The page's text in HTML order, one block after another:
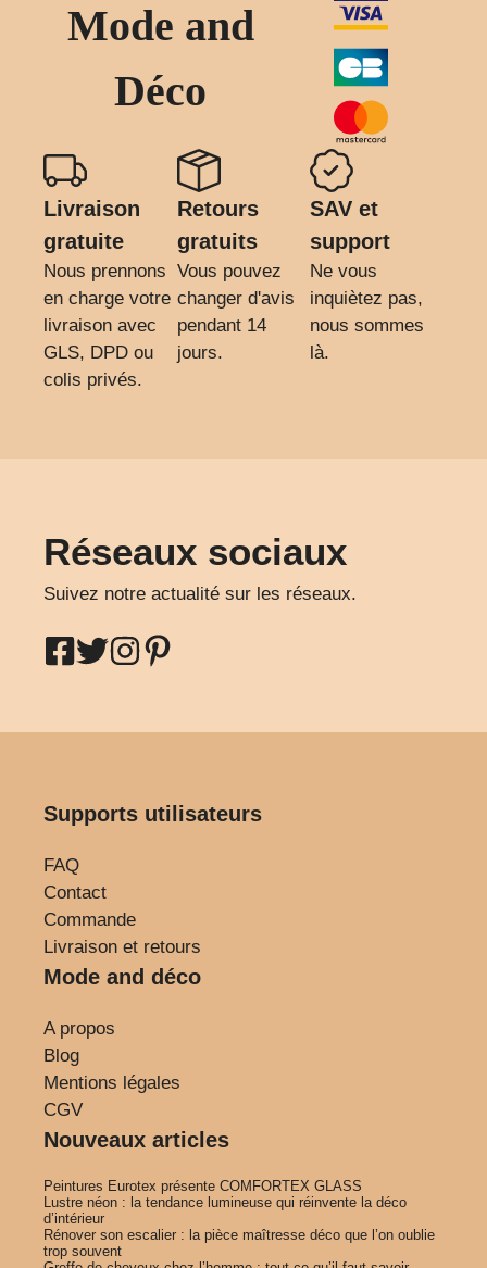
Mode and
Déco
Livraison
gratuite
Nous prennons
en charge votre
livraison avec
GLS, DPD ou
colis privés.
Retours
gratuits
Vous pouvez
changer d'avis
pendant 14
jours.
SAV et
support
Ne vous
inquiètez pas,
nous sommes
là.
Réseaux sociaux
Suivez notre actualité sur les réseaux.
Supports utilisateurs
FAQ
Contact
Commande
Livraison et retours
Mode and déco
A propos
Blog
Mentions légales
CGV
Nouveaux articles
Peintures Eurotex présente COMFORTEX GLASS
Lustre néon : la tendance lumineuse qui réinvente la déco
d’intérieur
Rénover son escalier : la pièce maîtresse déco que l’on oublie
trop souvent